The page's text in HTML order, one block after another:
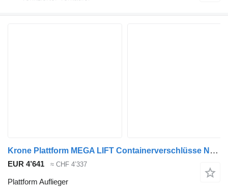
Krone Plattform MEGA LIFT Containerverschlüsse Nr: 995
EUR 4’641 ≈ CHF 4’337
Plattform Auflieger